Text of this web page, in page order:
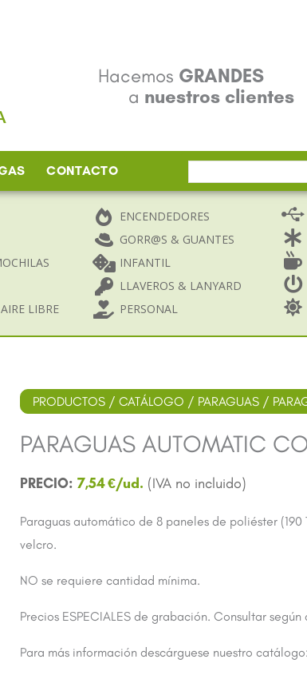
Hacemos GRANDES
a nuestros clientes
CONTACTO
por:
LIBRE
ENCENDEDORES
GORR@S & GUANTES
INFANTIL
LLAVEROS & LANYARD
PERSONAL
PRODUCTOS / CATÁLOGO / PARAGUAS /
PARAGUAS AUTOMATIC
7,54€
Paraguas automático de 8 paneles de poliéster
velcro.
NO se requiere cantidad mínima.
Precios ESPECIALES de grabación. Consultar
Para más información descárguese nuestro catálogo: